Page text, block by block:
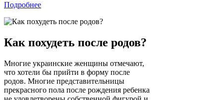
Подробнее
Как похудеть после родов?
Многие украинские женщины отмечают,
что хотели бы прийти в форму после
родов. Многие представительницы
прекрасного пола после рождения ребенка